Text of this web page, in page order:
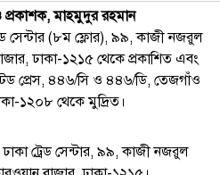
মাহমুদুর রহমান
সেন্টার (৮ম ফ্লোর), ৯৯, কাজী নজরুল
ঢাকা-১২১৫ থেকে প্রকাশিত এবং
প্রেস, ৪৪৬/সি ও ৪৪৬/ডি, তেজগাঁও
১২০৮ থেকে মুদ্রিত।
ট্রেড সেন্টার, ৯৯, কাজী নজরুল